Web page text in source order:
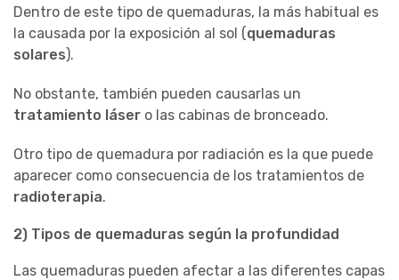
Dentro de este tipo de quemaduras, la más habitual es
la causada por la exposición al sol (quemaduras
solares).
No obstante, también pueden causarlas un
tratamiento láser o las cabinas de bronceado.
Otro tipo de quemadura por radiación es la que puede
aparecer como consecuencia de los tratamientos de
radioterapia.
2) Tipos de quemaduras según la profundidad
Las quemaduras pueden afectar a las diferentes capas